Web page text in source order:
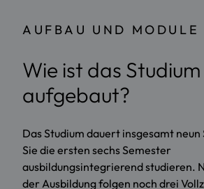
AUFBAU UND MODULE
Wie ist das Studium
aufgebaut?
Das Studium dauert insgesamt
Sie die ersten sechs Semester
ausbildungsintegrierend studieren.
der Ausbildung folgen noch drei